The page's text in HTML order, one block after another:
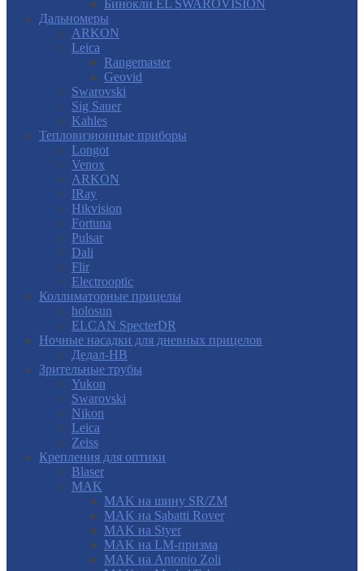
Бинокли EL SWAROVISION
Дальномеры
ARKON
Leica
Rangemaster
Geovid
Swarovski
Sig Sauer
Kahles
Тепловизионные приборы
Longot
Venox
ARKON
IRay
Hikvision
Fortuna
Pulsar
Dali
Flir
Electrooptic
Коллиматорные прицелы
holosun
ELCAN SpecterDR
Ночные насадки для дневных прицелов
Дедал-НВ
Зрительные трубы
Yukon
Swarovski
Nikon
Leica
Zeiss
Крепления для оптики
Blaser
MAK
MAK на шину SR/ZM
MAK на Sabatti Rover
MAK на Styer
MAK на LM-призма
MAK на Antonio Zoli